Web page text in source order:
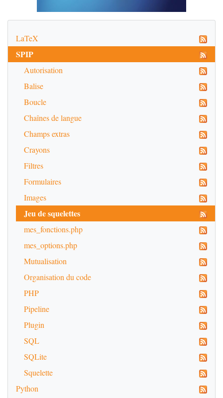
LaTeX
SPIP
Autorisation
Balise
Boucle
Chaînes de langue
Champs extras
Crayons
Filtres
Formulaires
Images
Jeu de squelettes
mes_fonctions.php
mes_options.php
Mutualisation
Organisation du code
PHP
Pipeline
Plugin
SQL
SQLite
Squelette
Python